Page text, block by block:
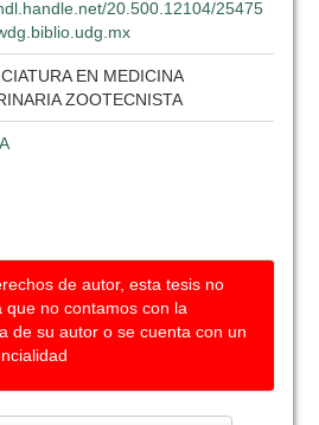
20.500.12104/25475
EN MEDICINA
ZOOTECNISTA
de autor, esta tesis no
que no contamos con la
de su autor o se cuenta con un